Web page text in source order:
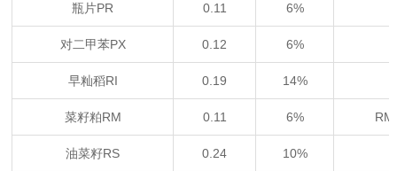
瓶片PR 0.11 6%
对二甲苯PX 0.12 6%
早籼稻RI 0.19 14%
菜籽粕RM 0.11 6%
油菜籽RS 0.24 10%